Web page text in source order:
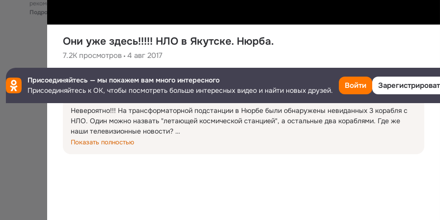
Они уже здесь!!!!! НЛО в Якутске. Нюрба.
7.2K просмотров 4 авг 2017
А Д Поделиться 12 Ещё
Невероятно!!! На трансформаторной подстанции в Нюрбе были обнаружены невиданных 3 корабля с
НЛО. Один можно назвать "летающей космической станцией", а остальные два кораблями. Где же
наши телевизионные новости?
Просто шокирована.
Показать полностью
рекомендательные технологии
Подробнее
Присоединяйтесь — мы покажем вам много интересного
Присоединяйтесь к ОК, чтобы посмотреть больше интересных видео и найти новых друзей.
Войти